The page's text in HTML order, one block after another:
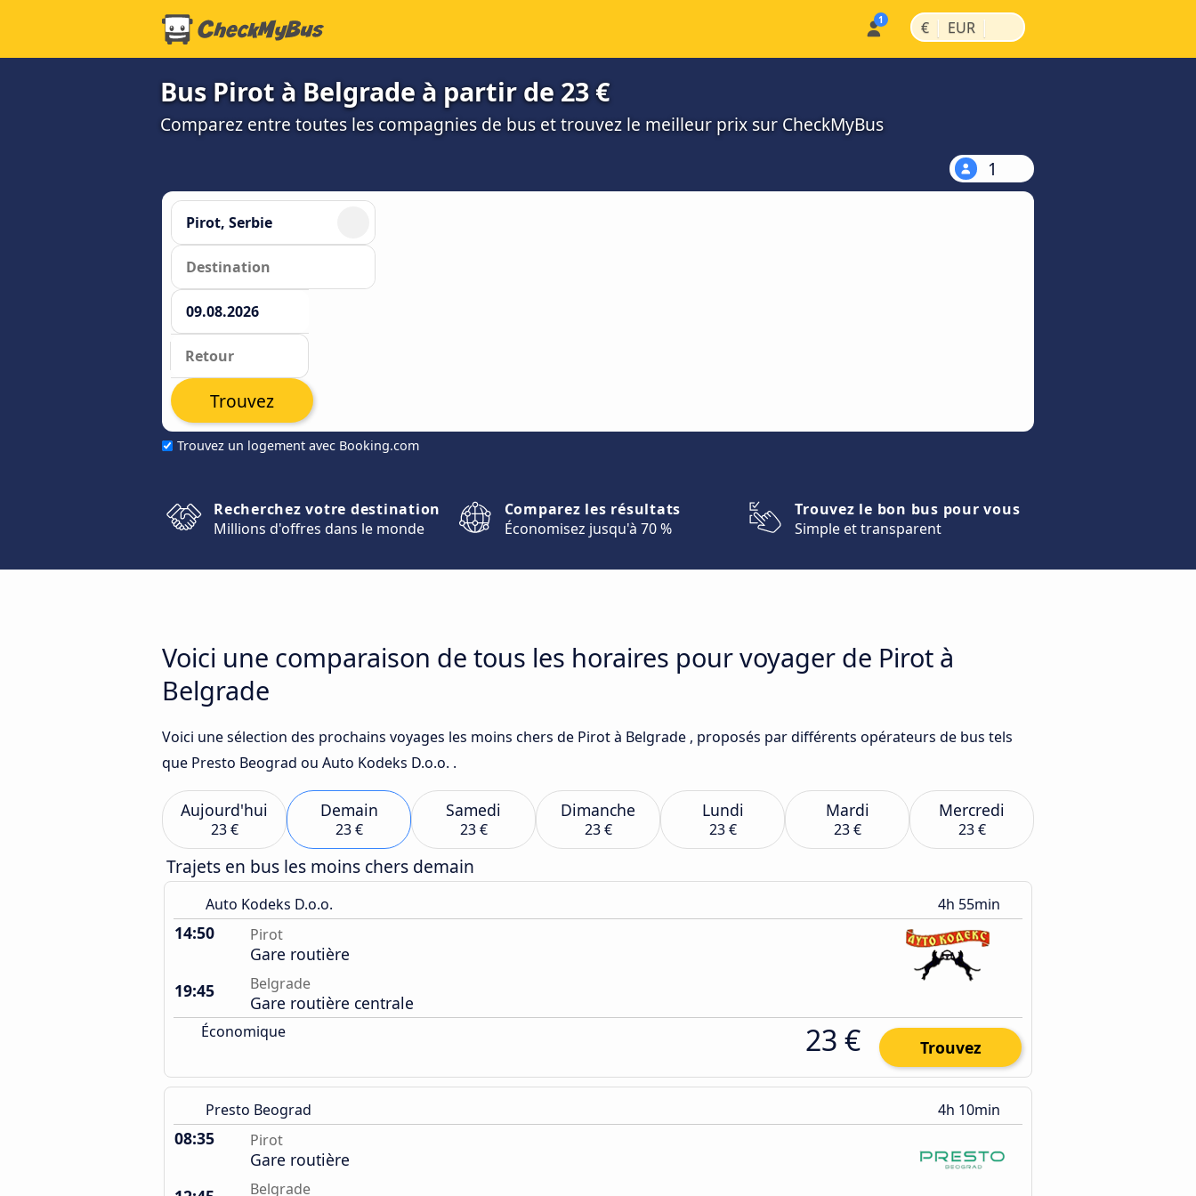
€ | EUR |
Bus Pirot à Belgrade à partir de 23 €
Comparez entre toutes les compagnies de bus et trouvez le meilleur prix sur CheckMyBus
1
Trouvez un logement avec Booking.com
Trouvez
Recherchez votre destination
Millions d'offres dans le monde
Comparez les résultats
Économisez jusqu'à 70 %
Trouvez le bon bus pour vous
Simple et transparent
Voici une comparaison de tous les horaires pour voyager de Pirot à
Belgrade
Voici une sélection des prochains voyages les moins chers de Pirot à Belgrade , proposés par différents opérateurs de bus tels
que Presto Beograd ou Auto Kodeks D.o.o. .
Aujourd'hui
23 €
Demain
23 €
Samedi
23 €
Dimanche
23 €
Lundi
23 €
Mardi
23 €
Mercredi
23 €
Trajets en bus les moins chers demain
Auto Kodeks D.o.o. 4h 55min
14:50 Pirot
Gare routière
19:45
Belgrade
Gare routière centrale
Économique 23 € Trouvez
Presto Beograd 4h 10min
08:35 Pirot
Gare routière
Belgrade